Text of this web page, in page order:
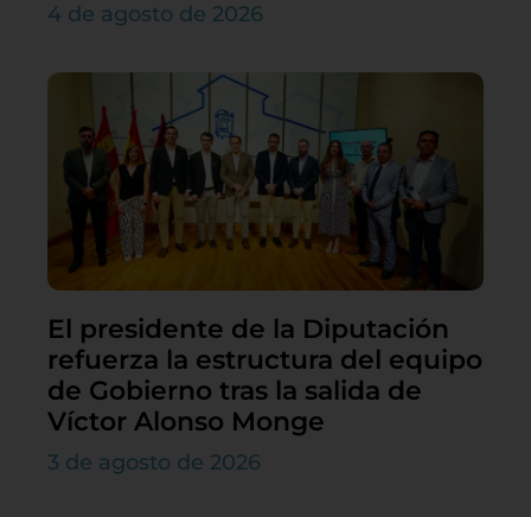
4 de agosto de 2026
El presidente de la Diputación
refuerza la estructura del equipo
de Gobierno tras la salida de
Víctor Alonso Monge
3 de agosto de 2026